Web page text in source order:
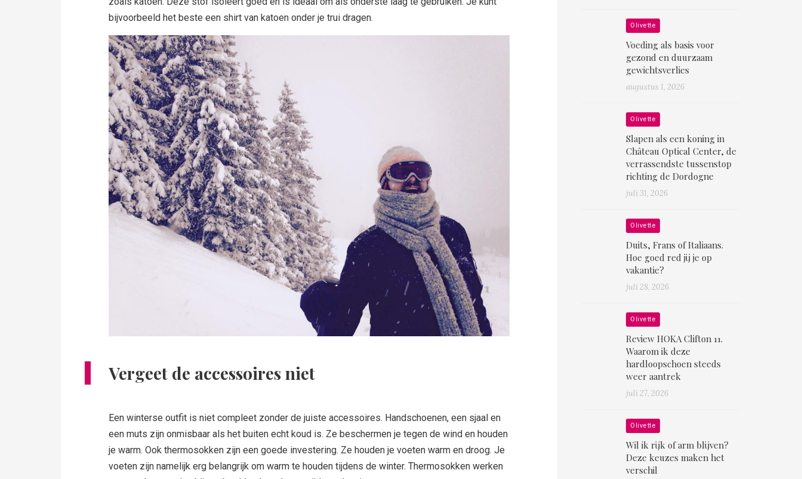
bijvoorbeeld het beste een shirt van katoen onder je trui dragen.
Vergeet de accessoires niet
Een winterse outfit is niet compleet zonder de juiste accessoires. Handschoenen, een sjaal en
een muts zijn onmisbaar als het buiten echt koud is. Ze beschermen je tegen de wind en houden
je warm. Ook thermosokken zijn een goede investering. Ze houden je voeten warm en droog. Je
voeten zijn namelijk erg belangrijk om warm te houden tijdens de winter. Thermosokken werken
Olivette
Voeding als basis voor
gezond en duurzaam
gewichtsverlies
augustus 1, 2026
Olivette
Slapen als een koning in
Château Optical Center, de
verrassendste tussenstop
richting de Dordogne
juli 31, 2026
Olivette
Duits, Frans of Italiaans.
Hoe goed red jij je op
vakantie?
juli 28, 2026
Olivette
Review HOKA Clifton 11.
Waarom ik deze
hardloopschoen steeds
weer aantrek
juli 27, 2026
Olivette
Wil ik rijk of arm blijven?
Deze keuzes maken het
verschil